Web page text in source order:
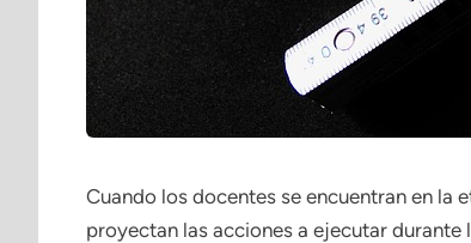
Cuando los docentes se encuentran en la
proyectan las acciones a ejecutar